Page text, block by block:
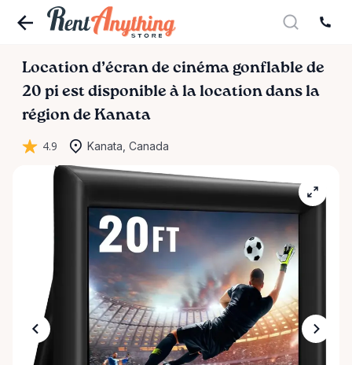
Location d’écran de cinéma gonflable de
20 pi est disponible à la location dans la
région de Kanata
4.9 Kanata, Canada